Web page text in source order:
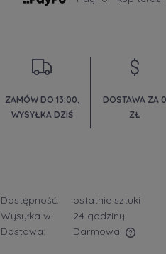
ZAMÓW DO 13:00,
WYSYŁKA DZIŚ
DOSTAWA ZA 0
ZŁ
Dostępność:
ostatnie sztuki
Wysyłka w:
24 godziny
Dostawa:
Darmowa